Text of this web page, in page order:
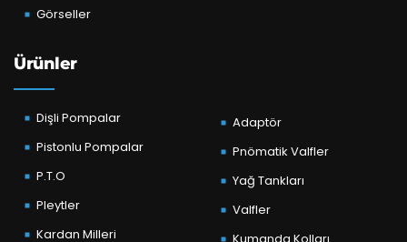
Görseller
Ürünler
Dişli Pompalar
Pistonlu Pompalar
P.T.O
Pleytler
Kardan Milleri
Adaptör
Pnömatik Valfler
Yağ Tankları
Valfler
Kumanda Kolları